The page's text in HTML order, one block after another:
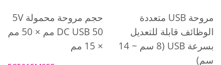
مروحة USB متعددة
الوظائف قابلة للتعديل
بسرعة USB (8 سم ~ 14
سم)
حجم مروحة محمولة 5V
DC USB 50 مم × 50 مم
× 15 مم